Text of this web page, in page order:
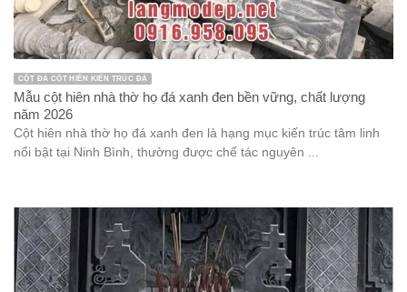
CỘT ĐÁ CỘT HIÊN KIẾN TRÚC ĐÁ
Mẫu cột hiên nhà thờ họ đá xanh đen bền vững, chất lượng
năm 2026
Cột hiên nhà thờ họ đá xanh đen là hạng mục kiến trúc tâm linh
nổi bật tại Ninh Bình, thường được chế tác nguyên ...